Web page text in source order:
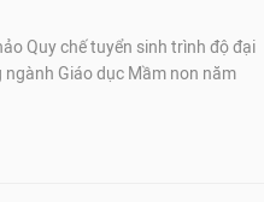
Quy chế tuyển sinh trình độ đại
Giáo dục Mầm non năm